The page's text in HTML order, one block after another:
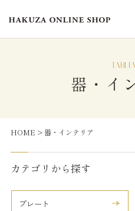
器・イ
HOME 器・インテリア
カテゴリから探す
プレート